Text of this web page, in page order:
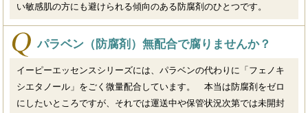
い敏感肌の方にも避けられる傾向のある防腐剤のひとつです。
パラベン（防腐剤）無配合で腐りませんか？
イーピーエッセンスシリーズには、パラベンの代わりに「フェノキ
シエタノール」をごく微量配合しています。 本当は防腐剤をゼロ
にしたいところですが、それでは運送中や保管状況次第では未開封